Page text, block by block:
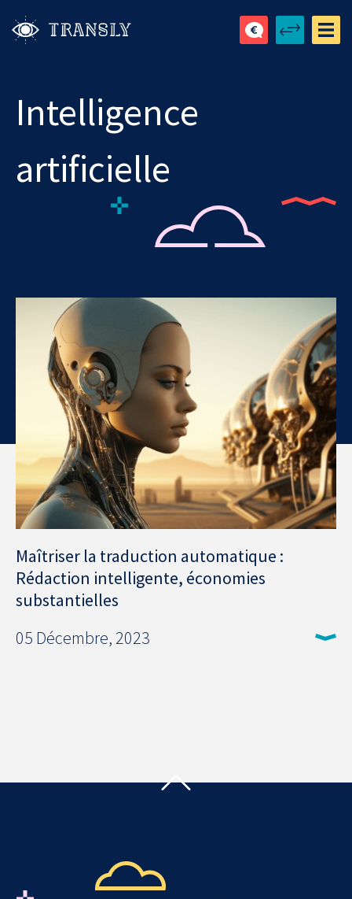
Intelligence
artificielle
Maîtriser la traduction automatique :
Rédaction intelligente, économies
substantielles
05 Décembre, 2023